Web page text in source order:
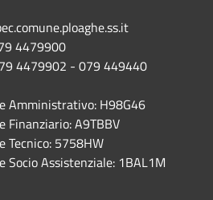
4479900
4479902 - 079 449440
Amministrativo: H98G46
Finanziario: A9TBBV
Tecnico: 5758HW
Socio Assistenziale: 1BAL1M